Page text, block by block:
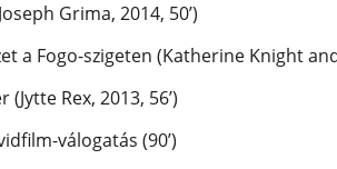
Grima, 2014, 50’)
a Fogo-szigeten (Katherine Knight
Rex, 2013, 56’)
válogatás (90’)